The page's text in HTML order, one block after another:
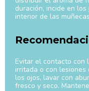
duración, incide en
interior de las
Evitar el contacto con
irritada o con lesiones
los ojos, lavar con
fresco y seco.